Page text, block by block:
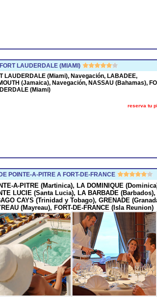
LAUDERDALE (MIAMI)
LAUDERDALE (Miami), Navegación, LABADEE,
(Jamaica), Navegación, NASSAU (Bahamas),
(Miami)
reserva tu
POINTE-A-PITRE A FORT-DE-FRANCE
A-PITRE (Martinica), LA DOMINIQUE
LUCIE (Santa Lucia), LA BARBADE (Barbados),
CAYS (Trinidad y Tobago), GRENADE
(Mayreau), FORT-DE-FRANCE (Isla Reunion)